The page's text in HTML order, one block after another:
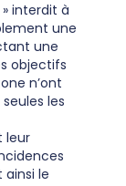
interdit à
une
une
objectifs
n’ont
les
leur
le